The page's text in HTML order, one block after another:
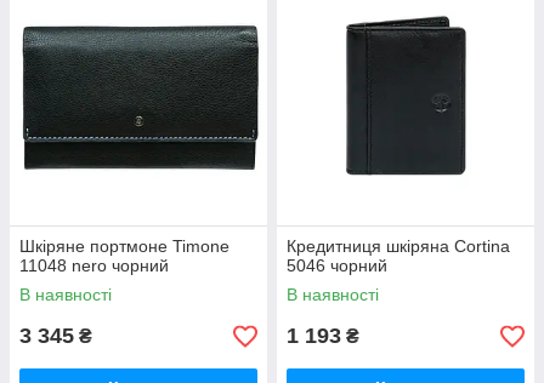
Шкіряне портмоне Timone
11048 nero чорний
В наявності
3 345 ₴
Кредитниця шкіряна Cortina
5046 чорний
В наявності
1 193 ₴